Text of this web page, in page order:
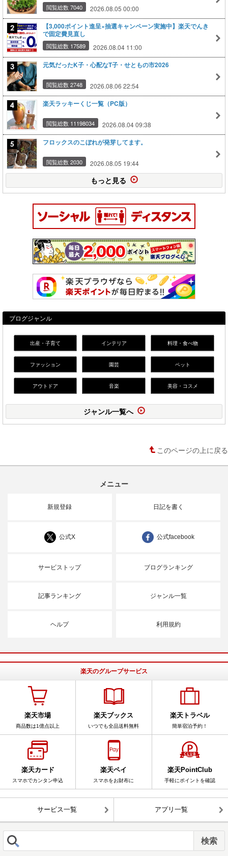
閲覧総数 7040 2026.08.05 00:00
【3,000ポイント進呈×抽選キャンペーン実施中】楽天でんき
で固定費見直し
閲覧総数 17589 2026.08.04 11:00
元気だったK子・心配なT子・せともの市2026
閲覧総数 2748 2026.08.06 22:54
楽天ラッキーくじ一覧（PC版）
閲覧総数 11198034 2026.08.04 09:38
フロックスのこぼれが発芽してます。
閲覧総数 2030 2026.08.05 19:44
もっと見る
ブログジャンル
出産・子育て インテリア 料理・食べ物
ファッション 園芸 ペット
アウトドア 音楽 美容・コスメ
ジャンル一覧へ
このページの上に戻る
メニュー
新規登録 日記を書く
公式X 公式facebook
サービストップ ブログランキング
記事ランキング ジャンル一覧
ヘルプ 利用規約
楽天のグループサービス
楽天市場
商品数は1億点以上
楽天ブックス
いつでも全品送料無料
楽天トラベル
簡単宿泊予約！
楽天カード
スマホでカンタン申込
楽天ペイ
スマホをお財布に
楽天PointClub
手軽にポイントを確認
サービス一覧 アプリ一覧